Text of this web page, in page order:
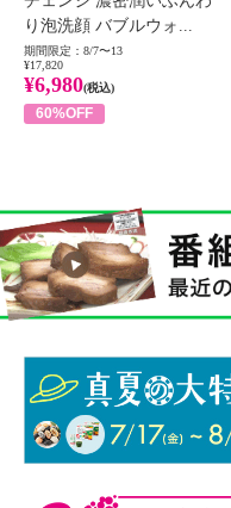
り泡洗顔 バブルウォ...
期間限定：8/7〜13
¥17,820
¥6,980(税込)
60%OFF